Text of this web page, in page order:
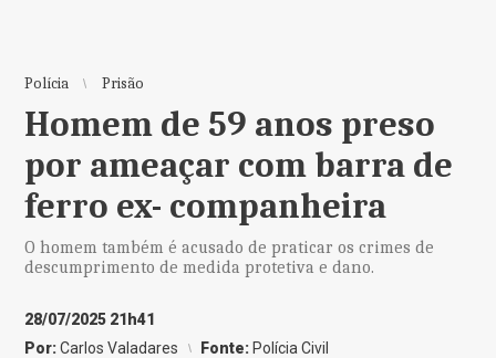
Polícia Prisão
Homem de 59 anos preso
por ameaçar com barra de
ferro ex- companheira
O homem também é acusado de praticar os crimes de
descumprimento de medida protetiva e dano.
28/07/2025 21h41
Por:Carlos Valadares Fonte: Polícia Civil